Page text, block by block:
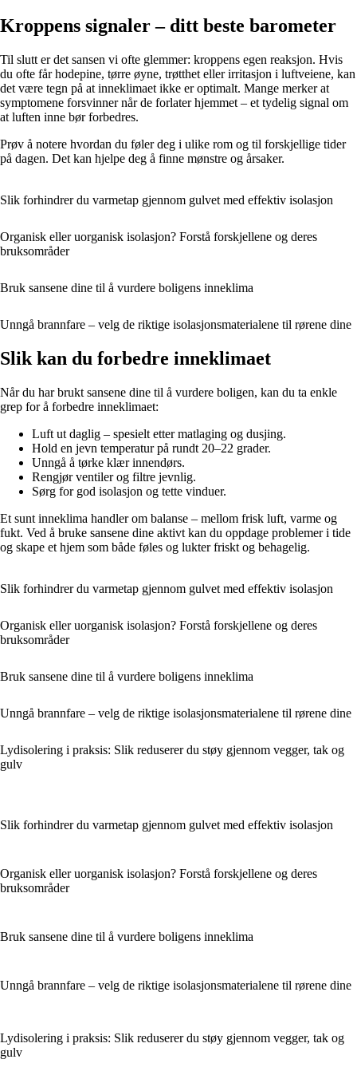
Kroppens signaler – ditt beste barometer
Til slutt er det sansen vi ofte glemmer: kroppens egen reaksjon. Hvis
du ofte får hodepine, tørre øyne, trøtthet eller irritasjon i luftveiene, kan
det være tegn på at inneklimaet ikke er optimalt. Mange merker at
symptomene forsvinner når de forlater hjemmet – et tydelig signal om
at luften inne bør forbedres.
Prøv å notere hvordan du føler deg i ulike rom og til forskjellige tider
på dagen. Det kan hjelpe deg å finne mønstre og årsaker.
Slik forhindrer du varmetap gjennom gulvet med effektiv isolasjon
Organisk eller uorganisk isolasjon? Forstå forskjellene og deres
bruksområder
Bruk sansene dine til å vurdere boligens inneklima
Unngå brannfare – velg de riktige isolasjonsmaterialene til rørene dine
Slik kan du forbedre inneklimaet
Når du har brukt sansene dine til å vurdere boligen, kan du ta enkle
grep for å forbedre inneklimaet:
Luft ut daglig – spesielt etter matlaging og dusjing.
Hold en jevn temperatur på rundt 20–22 grader.
Unngå å tørke klær innendørs.
Rengjør ventiler og filtre jevnlig.
Sørg for god isolasjon og tette vinduer.
Et sunt inneklima handler om balanse – mellom frisk luft, varme og
fukt. Ved å bruke sansene dine aktivt kan du oppdage problemer i tide
og skape et hjem som både føles og lukter friskt og behagelig.
Slik forhindrer du varmetap gjennom gulvet med effektiv isolasjon
Organisk eller uorganisk isolasjon? Forstå forskjellene og deres
bruksområder
Bruk sansene dine til å vurdere boligens inneklima
Unngå brannfare – velg de riktige isolasjonsmaterialene til rørene dine
Lydisolering i praksis: Slik reduserer du støy gjennom vegger, tak og
gulv
Slik forhindrer du varmetap gjennom gulvet med effektiv isolasjon
Organisk eller uorganisk isolasjon? Forstå forskjellene og deres
bruksområder
Bruk sansene dine til å vurdere boligens inneklima
Unngå brannfare – velg de riktige isolasjonsmaterialene til rørene dine
Lydisolering i praksis: Slik reduserer du støy gjennom vegger, tak og
gulv